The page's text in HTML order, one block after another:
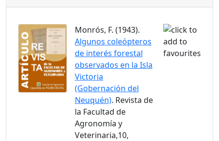
Monrós, F. (1943).
Algunos coleópteros
de interés forestal
observados en la Isla
Victoria
(Gobernación del
Neuquén). Revista de
la Facultad de
Agronomía y
Veterinaria,10,